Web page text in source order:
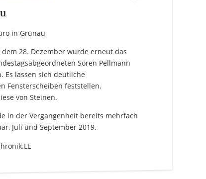
in Grünau
28. Dezember wurde erneut das
Sören Pellmann
Es lassen sich deutliche
Fensterscheiben feststellen.
von Steinen.
in der Vergangenheit bereits mehrfach
Juli und September 2019.